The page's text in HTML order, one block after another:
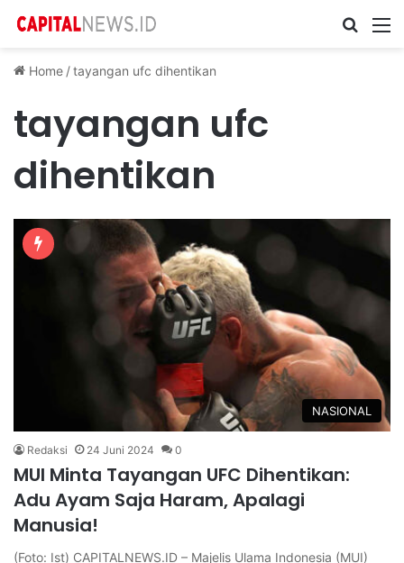
Cari ...
Home /tayangan ufc dihentikan
tayangan ufc
dihentikan
NASIONAL
Redaksi 24 Juni 2024 0
MUI Minta Tayangan UFC Dihentikan:
Adu Ayam Saja Haram, Apalagi
Manusia!
(Foto: Ist) CAPITALNEWS.ID – Majelis Ulama Indonesia (MUI)